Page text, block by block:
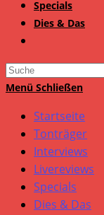
Specials
Dies & Das
Search
this
Menü Schließen
Startseite
Tonträger
Interviews
Livereviews
Specials
Dies & Das